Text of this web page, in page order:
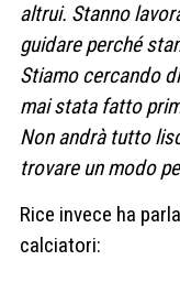
altrui. Stanno
guidare perché
Stiamo cercando
mai stata fatto
Non andrà tutto
trovare un modo
Rice invece ha
calciatori: